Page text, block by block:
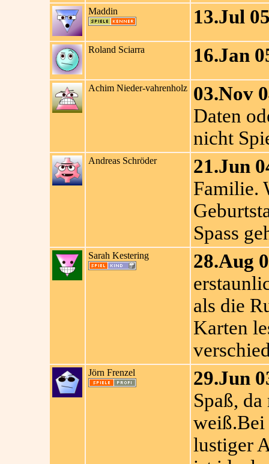
Maddin 13.Jul
Roland Sciarra 16.Jan
Achim Nieder-vahrenholz
03.Nov
Daten
nicht
Andreas Schröder
21.Jun
Familie.
Spass
Sarah Kestering
28.Aug
als die
Karten
Jörn Frenzel
29.Jun
Spaß,
weiß.Bei
lustiger